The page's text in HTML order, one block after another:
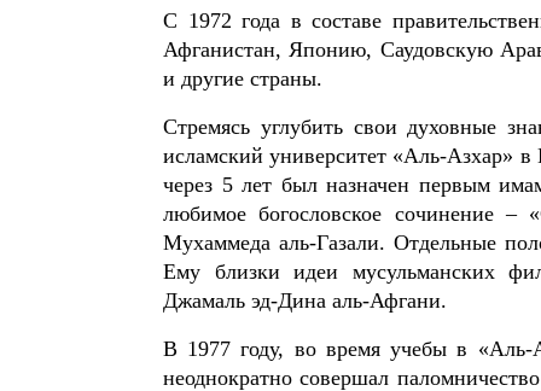
С 1972 года в составе
Афганистан, Японию, Саудовскую
и другие страны.
Стремясь углубить свои духовные
исламский университет «Аль-Азхар» в
через 5 лет был назначен первым
любимое богословское сочинение
Мухаммеда аль-Газали. Отдельные
Ему близки идеи мусульманских
Джамаль эд-Дина аль-Афгани.
В 1977 году, во время учебы в «Аль-
неоднократно совершал